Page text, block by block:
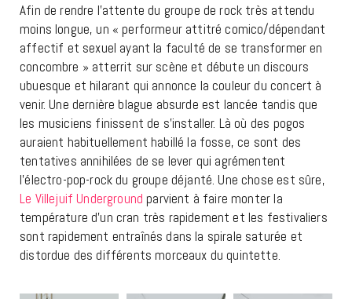
Afin de rendre l’attente du groupe de rock très attendu
moins longue, un « performeur attitré comico/dépendant
affectif et sexuel ayant la faculté de se transformer en
concombre » atterrit sur scène et débute un discours
ubuesque et hilarant qui annonce la couleur du concert à
venir. Une dernière blague absurde est lancée tandis que
les musiciens finissent de s’installer. Là où des pogos
auraient habituellement habillé la fosse, ce sont des
tentatives annihilées de se lever qui agrémentent
l’électro-pop-rock du groupe déjanté. Une chose est sûre,
Le Villejuif Underground parvient à faire monter la
température d’un cran très rapidement et les festivaliers
sont rapidement entraînés dans la spirale saturée et
distordue des différents morceaux du quintette.